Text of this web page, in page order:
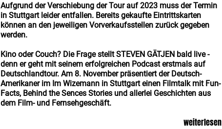
Aufgrund der Verschiebung der Tour auf 2023 muss der Termin
in Stuttgart leider entfallen. Bereits gekaufte Eintrittskarten
können an den jeweiligen Vorverkaufsstellen zurück gegeben
werden.
Kino oder Couch? Die Frage stellt STEVEN GÄTJEN bald live -
denn er geht mit seinem erfolgreichen Podcast erstmals auf
Deutschlandtour. Am 8. November präsentiert der Deutsch-
Amerikaner im Im Wizemann in Stuttgart einen Filmtalk mit Fun-
Facts, Behind the Sences Stories und allerlei Geschichten aus
dem Film- und Fernsehgeschäft.
"Ich habe so richtig Bock mit euch über meine Leidenschaft,
weiterlesen